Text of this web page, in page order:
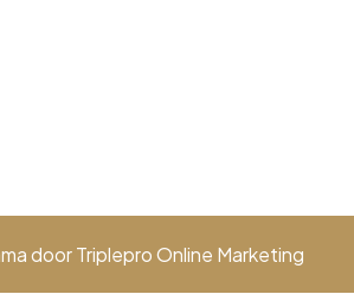
doorTriplepro Online Marketing